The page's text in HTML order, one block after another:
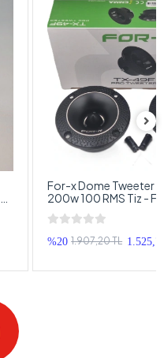
For-x Dome Tweeter
200w 100 RMS Tiz -
10cm Dome Tweeter
%20 1.907,20 TL